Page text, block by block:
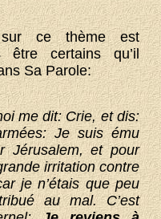
sur ce thème est
être certains qu’il
Sa Parole:
me dit: Crie, et dis:
Je suis ému
Jérusalem, et pour
irritation contre
je n’étais que peu
au mal. C’est